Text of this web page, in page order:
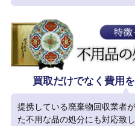
買取だけでなく費用
提携している廃棄物回収業者
た不用な品の処分にも対応致